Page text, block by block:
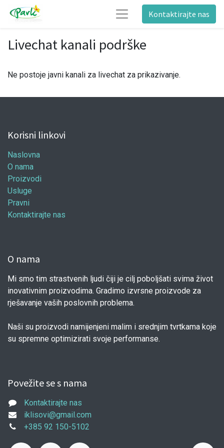
Kontaktirajte nas
Livechat kanali podrške
Ne postoje javni kanali za livechat za prikazivanje.
Korisni linkovi
Naslovna
O nama
Proizvodi
Usluge
Pravni
Kontaktirajte nas
O nama
Mi smo tim strastvenih ljudi čiji je cilj poboljšati svima život
inovativnim proizvodima. Gradimo izvrsne proizvode za
rješavanje vaših poslovnih problema.
Naši su proizvodi namijenjeni malim i srednjim tvrtkama koje
su spremne optimizirati svoje performanse.
Povežite se s nama
Kontaktirajte nas
iklisovi@gmail.com
+385 92 150-5102